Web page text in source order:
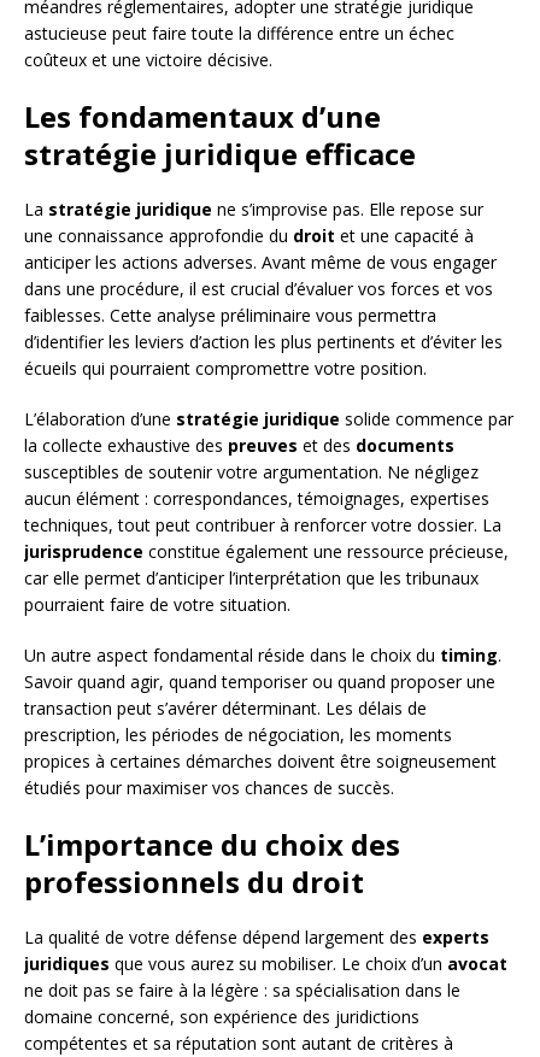
méandres réglementaires, adopter une stratégie juridique
astucieuse peut faire toute la différence entre un échec
coûteux et une victoire décisive.
Les fondamentaux d’une
stratégie juridique efficace
La stratégie juridique ne s’improvise pas. Elle repose sur
une connaissance approfondie du droit et une capacité à
anticiper les actions adverses. Avant même de vous engager
dans une procédure, il est crucial d’évaluer vos forces et vos
faiblesses. Cette analyse préliminaire vous permettra
d’identifier les leviers d’action les plus pertinents et d’éviter les
écueils qui pourraient compromettre votre position.
L’élaboration d’une stratégie juridique solide commence par
la collecte exhaustive des preuves et des documents
susceptibles de soutenir votre argumentation. Ne négligez
aucun élément : correspondances, témoignages, expertises
techniques, tout peut contribuer à renforcer votre dossier. La
jurisprudence constitue également une ressource précieuse,
car elle permet d’anticiper l’interprétation que les tribunaux
pourraient faire de votre situation.
Un autre aspect fondamental réside dans le choix du timing.
Savoir quand agir, quand temporiser ou quand proposer une
transaction peut s’avérer déterminant. Les délais de
prescription, les périodes de négociation, les moments
propices à certaines démarches doivent être soigneusement
étudiés pour maximiser vos chances de succès.
L’importance du choix des
professionnels du droit
La qualité de votre défense dépend largement des experts
juridiques que vous aurez su mobiliser. Le choix d’un avocat
ne doit pas se faire à la légère : sa spécialisation dans le
domaine concerné, son expérience des juridictions
compétentes et sa réputation sont autant de critères à